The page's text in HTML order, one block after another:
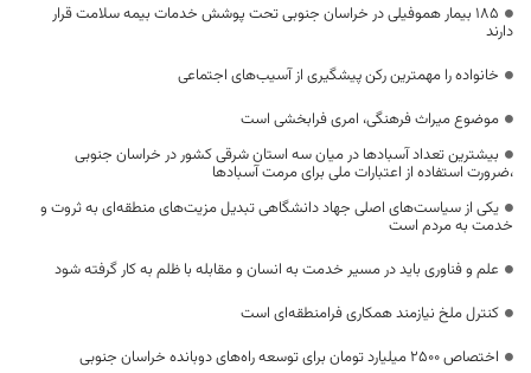
۱۸۵ بیمار هموفیلی در خراسان جنوبی تحت پوشش خدمات بیمه سلامت قرار
دارند
خانواده را مهمترین رکن پیشگیری از آسیب‌های اجتماعی
موضوع میراث فرهنگی، امری فرابخشی است
بیشترین تعداد آسبادها در میان سه استان شرقی کشور در خراسان جنوبی
،ضرورت استفاده از اعتبارات ملی برای مرمت آسبادها
یکی از سیاست‌های اصلی جهاد دانشگاهی تبدیل مزیت‌های منطقه‌ای به ثروت و
خدمت به مردم است
علم و فناوری باید در مسیر خدمت به انسان و مقابله با ظلم به کار گرفته شود
کنترل ملخ نیازمند همکاری فرامنطقه‌ای است
اختصاص 2500 میلیارد تومان برای توسعه راه‌های دوبانده خراسان جنوبی